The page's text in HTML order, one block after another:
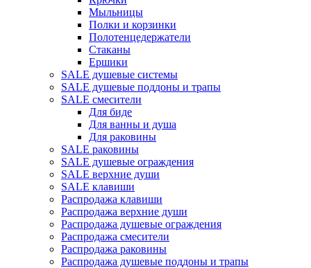
Мыльницы
Полки и корзинки
Полотенцедержатели
Стаканы
Ершики
SALE душевые системы
SALE душевые поддоны и трапы
SALE смесители
Для биде
Для ванны и душа
Для раковины
SALE раковины
SALE душевые ограждения
SALE верхние души
SALE клавиши
Распродажа клавиши
Распродажа верхние души
Распродажа душевые ограждения
Распродажа смесители
Распродажа раковины
Распродажа душевые поддоны и трапы